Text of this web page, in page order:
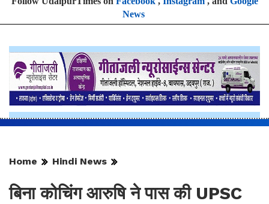
News
Home Hindi News
बिना कोचिंग आरुषि ने पास की UPSC